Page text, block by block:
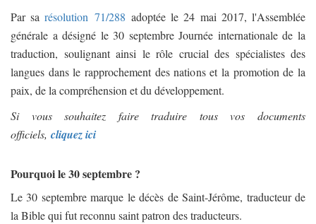
Par sarésolution 71/288 adoptée le 24 mai 2017, l'Assemblée
générale a désigné le 30 septembre Journée internationale de la
traduction, soulignant ainsi le rôle crucial des spécialistes des
langues dans le rapprochement des nations et la promotion de la
paix, de la compréhension et du développement.
Si vous souhaitez faire traduire tous vos documents
officiels, cliquez ici
Pourquoi le 30 septembre ?
Le 30 septembre marque le décès de Saint-Jérôme, traducteur de
la Bible qui fut reconnu saint patron des traducteurs.